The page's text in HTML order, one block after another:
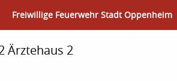
Freiwillige Feuerwehr Stadt Oppenheim
Ärztehaus 2